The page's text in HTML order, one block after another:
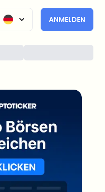
ANMELDEN